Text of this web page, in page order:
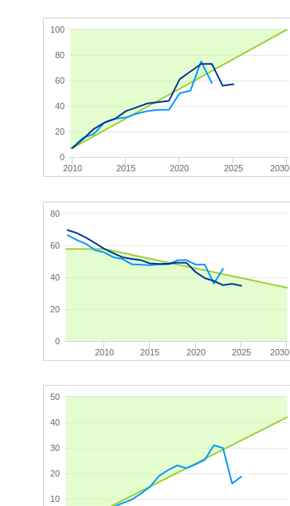
2010 2015 2020 2025 2030
0
20
40
60
80
100
2010 2015 2020 2025 2030
0
20
40
60
80
10
20
30
40
50